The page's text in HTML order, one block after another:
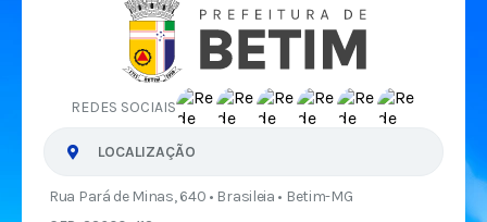
REDES SOCIAIS
LOCALIZAÇÃO
Rua Pará de Minas, 640 • Brasileia • Betim-MG